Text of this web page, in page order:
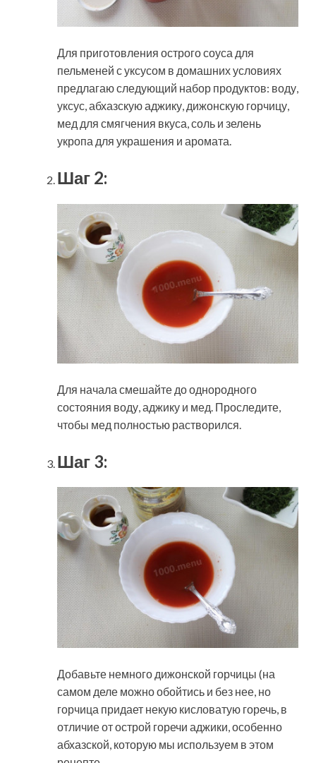
Для приготовления острого соуса для
пельменей с уксусом в домашних условиях
предлагаю следующий набор продуктов: воду,
уксус, абхазскую аджику, дижонскую горчицу,
мед для смягчения вкуса, соль и зелень
укропа для украшения и аромата.
Шаг 2:
Для начала смешайте до однородного
состояния воду, аджику и мед. Проследите,
чтобы мед полностью растворился.
Шаг 3:
Добавьте немного дижонской горчицы (на
самом деле можно обойтись и без нее, но
горчица придает некую кисловатую горечь, в
отличие от острой горечи аджики, особенно
абхазской, которую мы используем в этом